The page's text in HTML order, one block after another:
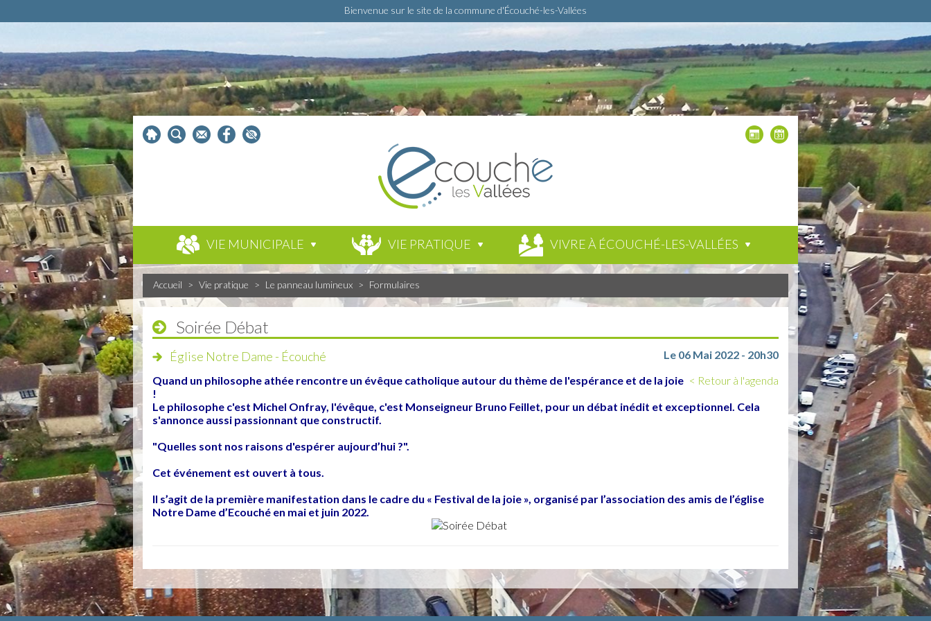
Bienvenue sur le site de la commune d'Écouché-les-Vallées
VIE MUNICIPALE VIE PRATIQUE VIVRE À ÉCOUCHÉ-LES-VALLÉES
Accueil > Vie pratique > Le panneau lumineux > Formulaires
Soirée Débat
Église Notre Dame - Écouché
Le 06 Mai 2022 - 20h30
< Retour à l'agenda
Quand un philosophe athée rencontre un évêque catholique autour du thème de l'espérance et de la joie
!
Le philosophe c'est Michel Onfray, l'évêque, c'est Monseigneur Bruno Feillet, pour un débat inédit et exceptionnel. Cela
s'annonce aussi passionnant que constructif.
"Quelles sont nos raisons d'espérer aujourd’hui ?".
Cet événement est ouvert à tous.
Il s’agit de la première manifestation dans le cadre du « Festival de la joie », organisé par l’association des amis de l’église
Notre Dame d’Ecouché en mai et juin 2022.